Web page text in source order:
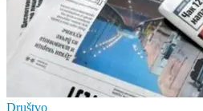
Društvo